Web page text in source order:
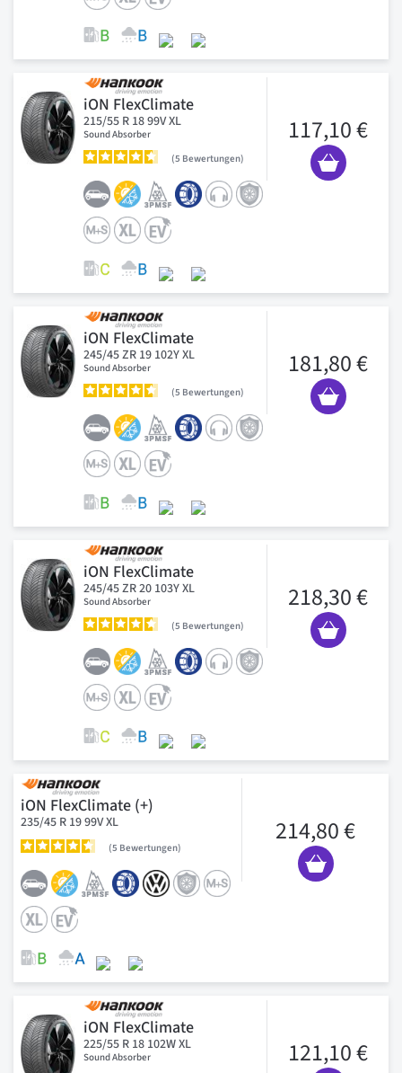
iON FlexClimate
215/55 R 18 99V XL
Sound Absorber
5 Bewertungen
117,10 €
iON FlexClimate
245/45 ZR 19 102Y XL
Sound Absorber
5 Bewertungen
181,80 €
iON FlexClimate
245/45 ZR 20 103Y XL
Sound Absorber
5 Bewertungen
218,30 €
iON FlexClimate (+)
235/45 R 19 99V XL
5 Bewertungen
214,80 €
iON FlexClimate
225/55 R 18 102W XL
Sound Absorber 121,10 €